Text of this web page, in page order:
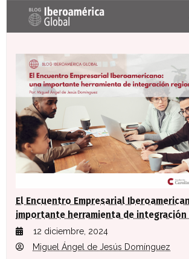
Últimas entradas Blog
El Encuentro Empresarial
importante herramienta de
12 diciembre, 2024
Miguel Ángel de Jesús Domínguez